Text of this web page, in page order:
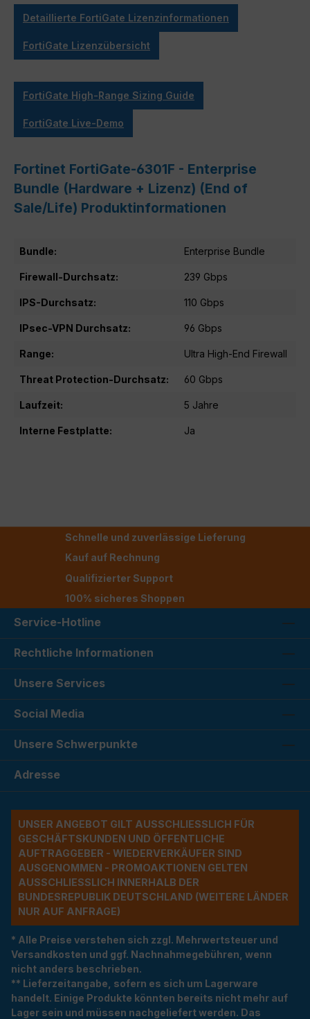
Detaillierte FortiGate Lizenzinformationen
FortiGate Lizenzübersicht
FortiGate High-Range Sizing Guide
FortiGate Live-Demo
Fortinet FortiGate-6301F - Enterprise
Bundle (Hardware + Lizenz) (End of
Sale/Life) Produktinformationen
Bundle: Enterprise Bundle
Firewall-Durchsatz: 239 Gbps
IPS-Durchsatz: 110 Gbps
IPsec-VPN Durchsatz: 96 Gbps
Range: Ultra High-End Firewall
Threat Protection-Durchsatz: 60 Gbps
Laufzeit: 5 Jahre
Interne Festplatte: Ja
Schnelle und zuverlässige Lieferung
Kauf auf Rechnung
Qualifizierter Support
100% sicheres Shoppen
Service-Hotline
Rechtliche Informationen
Unsere Services
Social Media
Unsere Schwerpunkte
Adresse
UNSER ANGEBOT GILT AUSSCHLIESSLICH FÜR G
ESCHÄFTSKUNDEN UND ÖFFENTLICHE A
UFTRAGGEBER - WIEDERVERKÄUFER SIND A
USGENOMMEN - PROMOAKTIONEN GELTEN A
USSCHLIESSLICH INNERHALB DER BU
NDESREPUBLIK DEUTSCHLAND (WEITERE LÄNDER NU
R AUF ANFRAGE)
* Alle Preise verstehen sich zzgl. Mehrwertsteuer und
Versandkosten und ggf. Nachnahmegebühren, wenn
nicht anders beschrieben.
** Lieferzeitangabe, sofern es sich um Lagerware
handelt. Einige Produkte könnten bereits nicht mehr auf
Lager sein und müssen nachgeliefert werden. Das